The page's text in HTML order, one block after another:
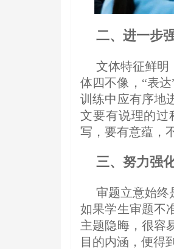
二、进一步
文体特征鲜明
体四不像，“表
训练中应有序地
文要有说理的过
写，要有意蕴，
三、努力强
审题立意始终
如果学生审题不
主题隐晦，很容
目的内涵，便得